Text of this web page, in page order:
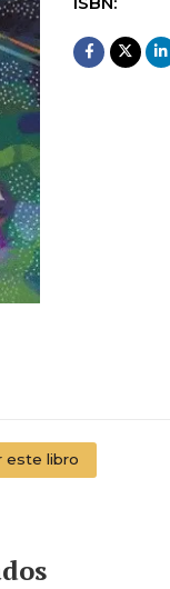
este libro